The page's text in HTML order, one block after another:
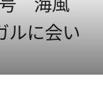
ルに会い